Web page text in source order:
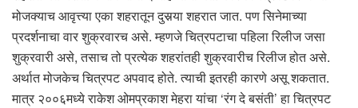
मोजक्याच आवृत्त्या एका शहरातून दुसर्‍या शहरात जात. पण सिनेमाच्या
प्रदर्शनाचा वार शुक्रवारच असे. म्हणजे चित्रपटाचा पहिला रिलीज जसा
शुक्रवारी असे, तसाच तो प्रत्येक शहरांतही शुक्रवारीच रिलीज होत असे.
अर्थात मोजकेच चित्रपट अपवाद होते. त्याची इतरही कारणे असू शकतात.
मात्र २००६मध्ये राकेश ओमप्रकाश मेहरा यांचा ‘रंग दे बसंती’ हा चित्रपट